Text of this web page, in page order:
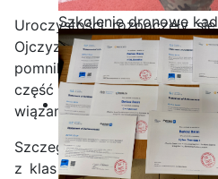
Szkolenie dronowe
OPW w Staszicu
Uroczystości rozpoczęły
Ojczyzny, po której
pomnik Obrońców Ziemi
część oficjalna i
wiązanek przez delegacje.
Szczególną rolę w
z klas II i III Technikum z